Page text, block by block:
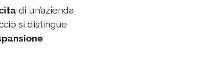
di un’azienda
si distingue